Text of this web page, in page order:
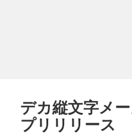
デカ縦文字メ
プリリリース